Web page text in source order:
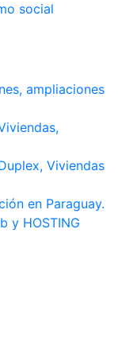
social
ampliaciones
Viviendas
en Paraguay.
y HOSTING